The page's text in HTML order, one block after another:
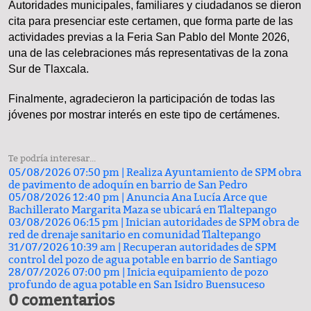
Autoridades municipales, familiares y ciudadanos se dieron
cita para presenciar este certamen, que forma parte de las
actividades previas a la Feria San Pablo del Monte 2026,
una de las celebraciones más representativas de la zona
Sur de Tlaxcala.
Finalmente, agradecieron la participación de todas las
jóvenes por mostrar interés en este tipo de certámenes.
Te podría interesar...
05/08/2026 07:50 pm | Realiza Ayuntamiento de SPM obra
de pavimento de adoquín en barrio de San Pedro
05/08/2026 12:40 pm | Anuncia Ana Lucía Arce que
Bachillerato Margarita Maza se ubicará en Tlaltepango
03/08/2026 06:15 pm | Inician autoridades de SPM obra de
red de drenaje sanitario en comunidad Tlaltepango
31/07/2026 10:39 am | Recuperan autoridades de SPM
control del pozo de agua potable en barrio de Santiago
28/07/2026 07:00 pm | Inicia equipamiento de pozo
profundo de agua potable en San Isidro Buensuceso
0 comentarios